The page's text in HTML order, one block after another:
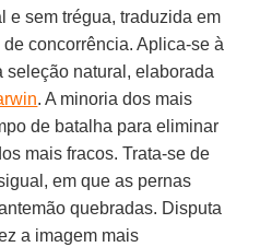
e sem trégua, traduzida em
concorrência. Aplica-se à
natural, elaborada
. A minoria dos mais
de batalha para eliminar
mais fracos. Trata-se de
em que as pernas
quebradas. Disputa
a imagem mais